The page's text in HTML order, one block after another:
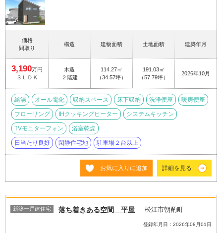
価格
間取り
構造 建物面積 土地面積 建築年月
3,190万円
３ＬＤＫ
木造
２階建
114.27㎡
（34.57坪）
191.03㎡
（57.79坪）
2026年10月
給湯 オール電化 収納スペース 床下収納 洗浄便座 暖房便座
フローリング IHクッキングヒーター システムキッチン
TVモニターフォン 浴室乾燥
日当たり良好 閑静住宅地 駐車場２台以上
お気に入りに追加 詳細を見る
新築一戸建住宅 落ち着きある空間 平屋 松江市朝酌町
登録年月日：2026年08月01日